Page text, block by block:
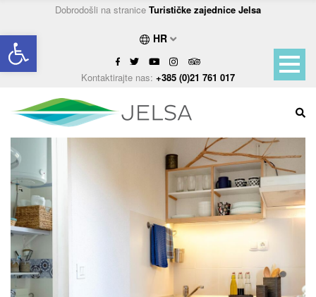
Open toolbar
Dobrodošli na stranice Turističke zajednice Jelsa
HR
Kontaktirajte nas: +385 (0)21 761 017